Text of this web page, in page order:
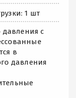
1 шт
давления с
в
давления